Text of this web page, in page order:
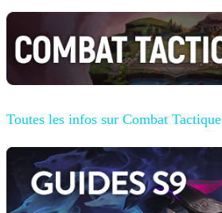
Toutes les infos sur Combat Tactique